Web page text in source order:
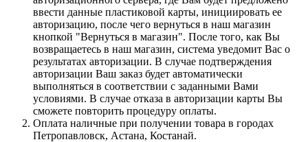
ввести данные пластиковой карты, инициировать ее
авторизацию, после чего вернуться в наш магазин
кнопкой "Вернуться в магазин". После того, как Вы
возвращаетесь в наш магазин, система уведомит Вас о
результатах авторизации. В случае подтверждения
авторизации Ваш заказ будет автоматически
выполняться в соответствии с заданными Вами
условиями. В случае отказа в авторизации карты Вы
сможете повторить процедуру оплаты.
Оплата наличные при получении товара в городах
Петропавловск, Астана, Костанай.